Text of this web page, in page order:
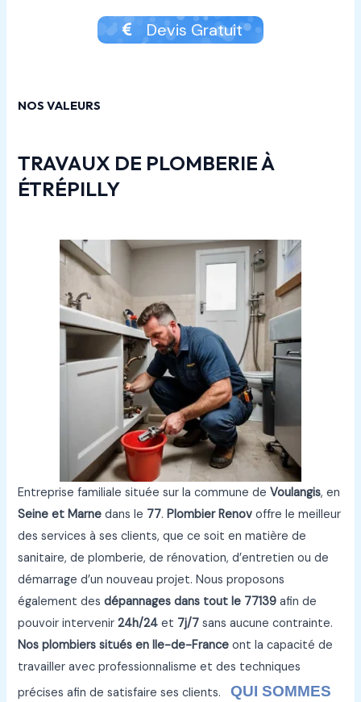
Devis Gratuit
NOS VALEURS
TRAVAUX DE PLOMBERIE À
ÉTRÉPILLY
Entreprise familiale située sur la commune deVoulangis, en
Seine et Marnedans le 77.Plombier Renov offre le meilleur
des services à ses clients, que ce soit en matière de
sanitaire, de plomberie, de rénovation, d’entretien ou de
démarrage d’un nouveau projet. Nous proposons
également desdépannages dans tout le 77139 afin de
pouvoir intervenir24h/24 et 7j/7 sans aucune contrainte.
Nos plombiers situés en Ile-de-Franceont la capacité de
travailler avec professionnalisme et des techniques
précises afin de satisfaire ses clients.QUI SOMMES